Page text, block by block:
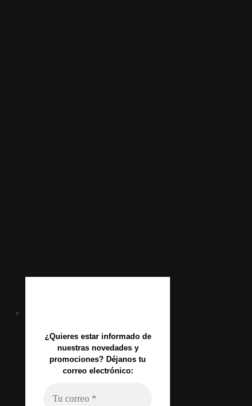
¿Quieres estar informado de
nuestras novedades y
promociones? Déjanos tu
correo electrónico: